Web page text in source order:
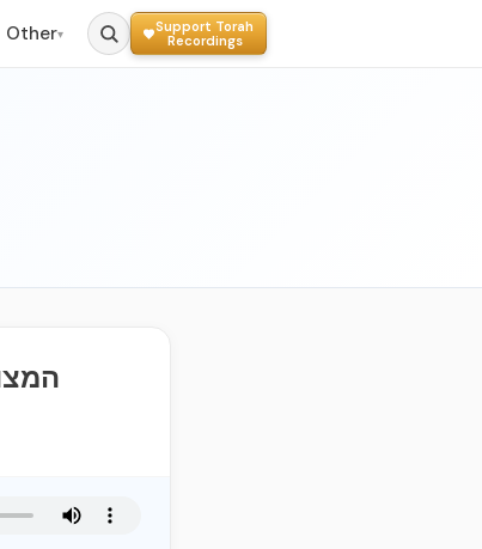
Other▾
Support Torah
Recordings